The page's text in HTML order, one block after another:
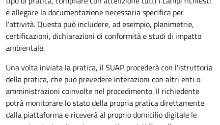
e allegare la documentazione necessaria specifica per
l'attività. Questa può includere, ad esempio, planimetrie,
certificazioni, dichiarazioni di conformità e studi di impatto
ambientale.
Una volta inviata la pratica, il SUAP procederà con l'istruttoria
della pratica, che può prevedere interazioni con altri enti o
amministrazioni coinvolte nel procedimento. Il richiedente
potrà monitorare lo stato della propria pratica direttamente
dalla piattaforma e riceverà al proprio domicilio digitale le